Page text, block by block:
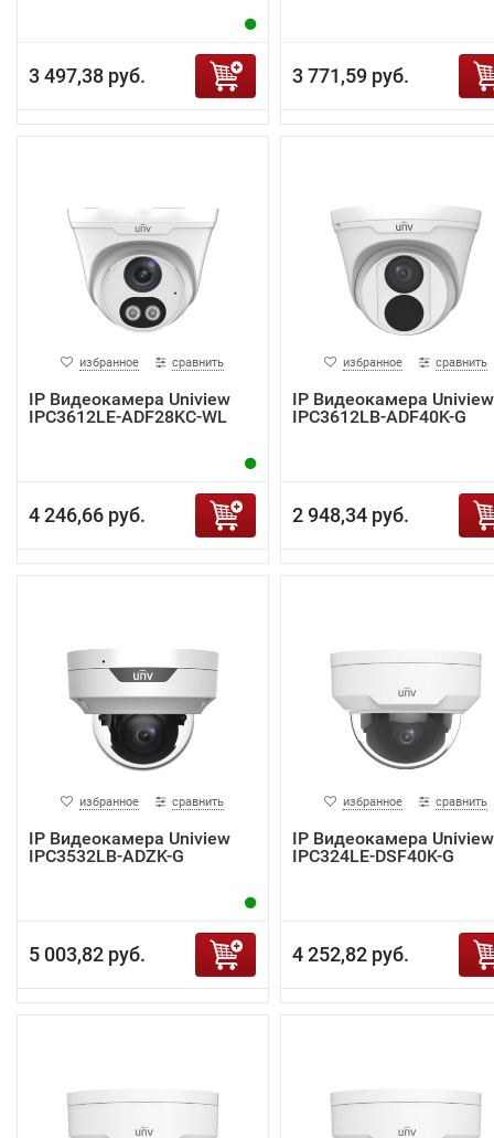
3 497,38 руб. 3 771,59 руб.
избранное сравнить
IP Видеокамера Uniview
IPC3612LE-ADF28KC-WL
4 246,66 руб.
избранное сравнить
IP Видеокамера Uniview
IPC3612LB-ADF40K-G
2 948,34 руб.
избранное сравнить
IP Видеокамера Uniview
IPC3532LB-ADZK-G
5 003,82 руб.
избранное сравнить
IP Видеокамера Uniview
IPC324LE-DSF40K-G
4 252,82 руб.